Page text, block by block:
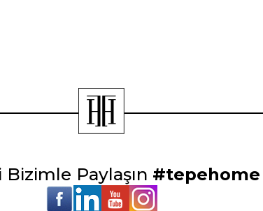
Bizimle Paylaşın #tepehome